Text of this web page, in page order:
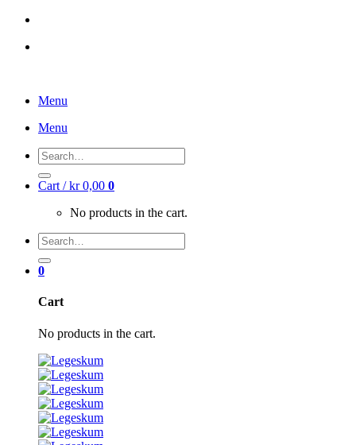
Skip
content
Menu
Menu
Search
for:
Cart /kr0,00 0
No products in the cart.
Search
for:
0
Cart
No products in the cart.